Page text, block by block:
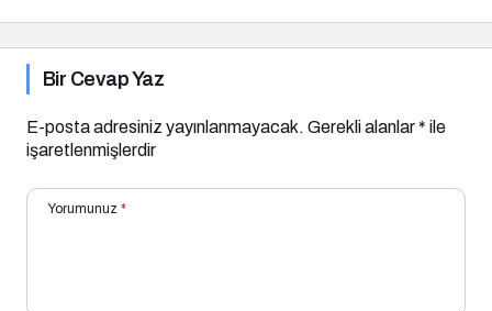
Bir Cevap Yaz
E-posta adresiniz yayınlanmayacak. Gerekli alanlar* ile
işaretlenmişlerdir
Yorumunuz *